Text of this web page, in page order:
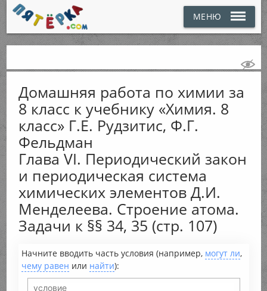
МЕНЮ
Домашняя работа по химии за
8 класс к учебнику «Химия. 8
класс» Г.Е. Рудзитис, Ф.Г.
Фельдман
Глава VI. Периодический закон
и периодическая система
химических элементов Д.И.
Менделеева. Строение атома.
Задачи к §§ 34, 35 (стр. 107)
Начните вводить часть условия (например, могут ли,
чему равен или найти):